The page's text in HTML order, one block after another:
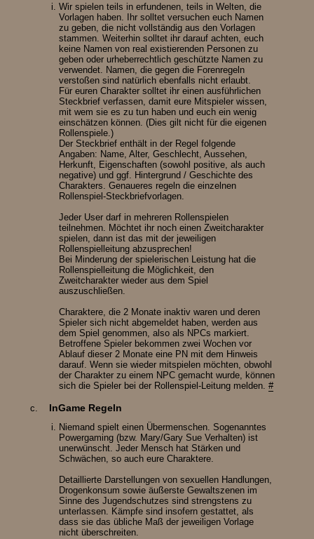
Wir spielen teils in erfundenen, teils in Welten, die
Vorlagen haben. Ihr solltet versuchen euch Namen
zu geben, die nicht vollständig aus den Vorlagen
stammen. Weiterhin solltet ihr darauf achten, euch
keine Namen von real existierenden Personen zu
geben oder urheberrechtlich geschützte Namen zu
verwendet. Namen, die gegen die Forenregeln
verstoßen sind natürlich ebenfalls nicht erlaubt.
Für euren Charakter solltet ihr einen ausführlichen
Steckbrief verfassen, damit eure Mitspieler wissen,
mit wem sie es zu tun haben und euch ein wenig
einschätzen können. (Dies gilt nicht für die eigenen
Rollenspiele.)
Der Steckbrief enthält in der Regel folgende
Angaben: Name, Alter, Geschlecht, Aussehen,
Herkunft, Eigenschaften (sowohl positive, als auch
negative) und ggf. Hintergrund / Geschichte des
Charakters. Genaueres regeln die einzelnen
Rollenspiel-Steckbriefvorlagen.
Jeder User darf in mehreren Rollenspielen
teilnehmen. Möchtet ihr noch einen Zweitcharakter
spielen, dann ist das mit der jeweiligen
Rollenspielleitung abzusprechen!
Bei Minderung der spielerischen Leistung hat die
Rollenspielleitung die Möglichkeit, den
Zweitcharakter wieder aus dem Spiel
auszuschließen.
Charaktere, die 2 Monate inaktiv waren und deren
Spieler sich nicht abgemeldet haben, werden aus
dem Spiel genommen, also als NPCs markiert.
Betroffene Spieler bekommen zwei Wochen vor
Ablauf dieser 2 Monate eine PN mit dem Hinweis
darauf. Wenn sie wieder mitspielen möchten, obwohl
der Charakter zu einem NPC gemacht wurde, können
sich die Spieler bei der Rollenspiel-Leitung melden.#
InGame Regeln
Niemand spielt einen Übermenschen. Sogenanntes
Powergaming (bzw. Mary/Gary Sue Verhalten) ist
unerwünscht. Jeder Mensch hat Stärken und
Schwächen, so auch eure Charaktere.
Detaillierte Darstellungen von sexuellen Handlungen,
Drogenkonsum sowie äußerste Gewaltszenen im
Sinne des Jugendschutzes sind strengstens zu
unterlassen. Kämpfe sind insofern gestattet, als
dass sie das übliche Maß der jeweiligen Vorlage
nicht überschreiten.